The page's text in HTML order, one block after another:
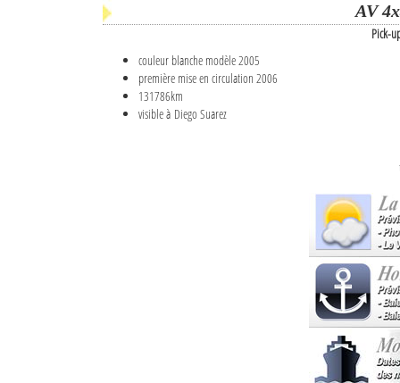
AV
Pick-
couleur blanche modèle 2005
première mise en circulation 2006
131786km
visible à Diego Suarez